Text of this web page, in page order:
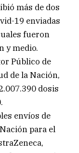
más de dos
19 enviadas
fueron
y medio.
Público de
de la Nación,
dosis
envíos de
para el